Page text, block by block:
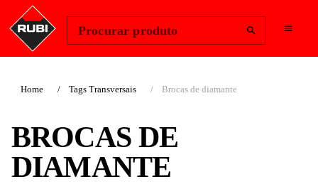
Procurar produto
Home Tags Transversais Brocas de diamante
BROCAS DE
DIAMANTE